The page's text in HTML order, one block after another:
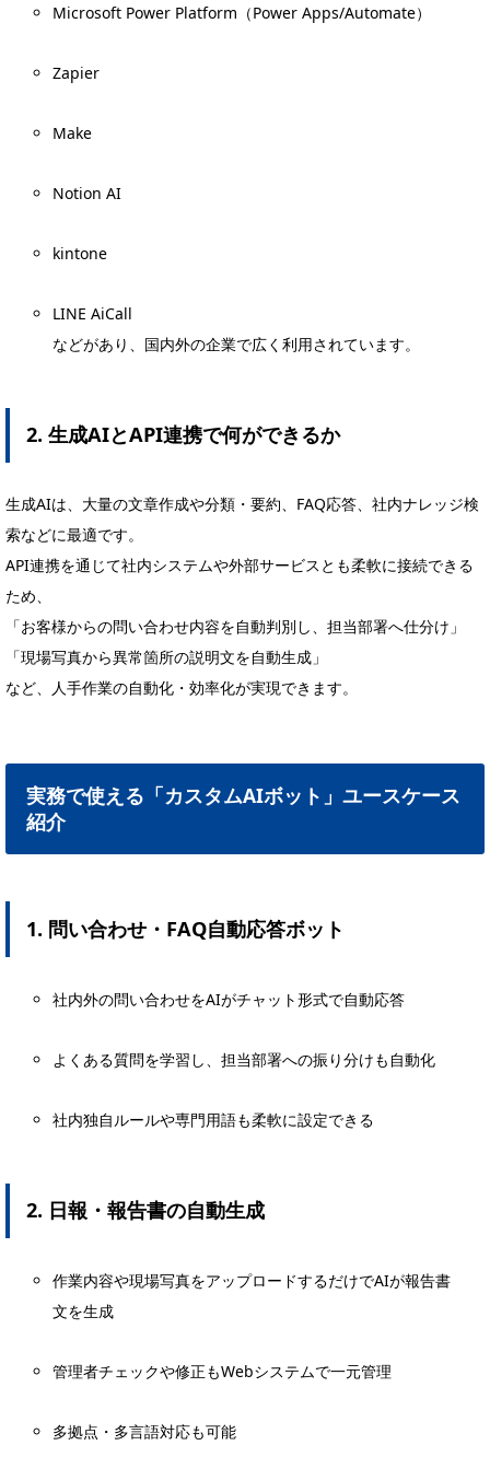
Microsoft Power Platform（Power Apps/Automate）
Zapier
Make
Notion AI
kintone
LINE AiCall
などがあり、国内外の企業で広く利用されています。
2. 生成AIとAPI連携で何ができるか
生成AIは、大量の文章作成や分類・要約、FAQ応答、社内ナレッジ検
索などに最適です。
API連携を通じて社内システムや外部サービスとも柔軟に接続できる
ため、
「お客様からの問い合わせ内容を自動判別し、担当部署へ仕分け」
「現場写真から異常箇所の説明文を自動生成」
など、人手作業の自動化・効率化が実現できます。
実務で使える「カスタムAIボット」ユースケース
紹介
1. 問い合わせ・FAQ自動応答ボット
社内外の問い合わせをAIがチャット形式で自動応答
よくある質問を学習し、担当部署への振り分けも自動化
社内独自ルールや専門用語も柔軟に設定できる
2. 日報・報告書の自動生成
作業内容や現場写真をアップロードするだけでAIが報告書
文を生成
管理者チェックや修正もWebシステムで一元管理
多拠点・多言語対応も可能